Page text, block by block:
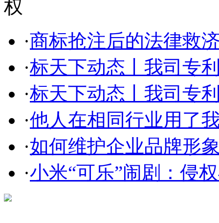
·商标抢注后的法律救
·标天下动态丨我司专
·标天下动态丨我司专
·他人在相同行业用了
·如何维护企业品牌形
·小米“可乐”闹剧：侵